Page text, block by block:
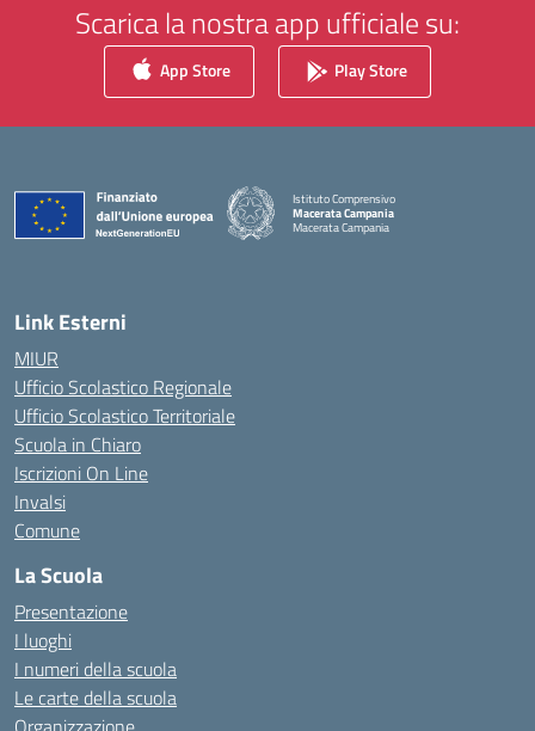
Scarica la nostra app ufficiale su:
App Store Play Store
Istituto Comprensivo
Macerata Campania
Macerata Campania
— Visita la pagina iniziale della scuola
Link Esterni
MIUR
Ufficio Scolastico Regionale
Ufficio Scolastico Territoriale
Scuola in Chiaro
Iscrizioni On Line
Invalsi
Comune
La Scuola
Presentazione
I luoghi
I numeri della scuola
Le carte della scuola